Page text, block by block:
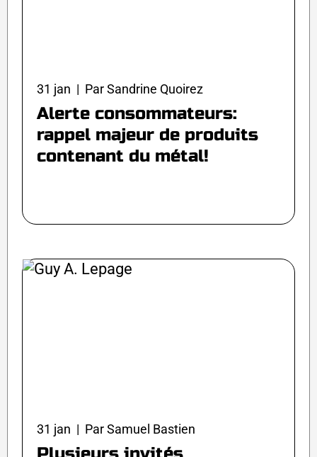
31 jan | Par Sandrine Quoirez
Alerte consommateurs:
rappel majeur de produits
contenant du métal!
31 jan | Par Samuel Bastien